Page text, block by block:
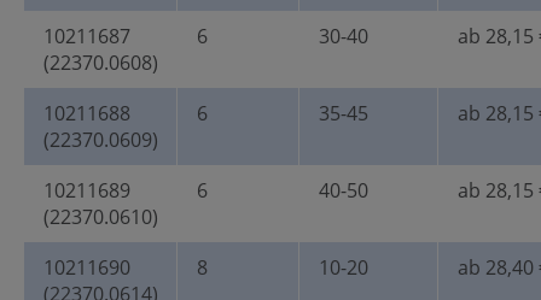
10211687
(22370.0608)
6 30-40 ab 28,15
10211688
(22370.0609)
6 35-45 ab 28,15
10211689
(22370.0610)
6 40-50 ab 28,15
10211690
(22370.0614)
8 10-20 ab 28,40